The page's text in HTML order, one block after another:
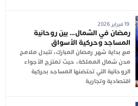
19 فبراير 2026
رمضان في الشمال… بين روحانية
المساجد وحركية الأسواق
مع بداية شهر رمضان المبارك، تتبدل ملامح
مدن شمال المملكة، حيث تمتزج الأجواء
الروحانية التي تحتضنها المساجد بحركية
اقتصادية وتجارية